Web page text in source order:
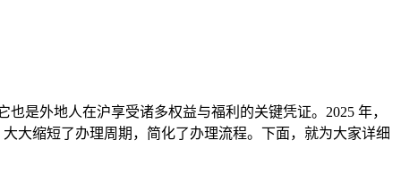
是外地人在沪享受诸多权益与福利的关键凭证。2025 年，
大缩短了办理周期，简化了办理流程。下面，就为大家详细